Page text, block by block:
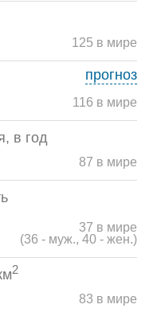
125 в мире
116 в мире
прогноз
в год
87 в мире
37 в мире
(36 - муж., 40 - жен.)
2
83 в мире